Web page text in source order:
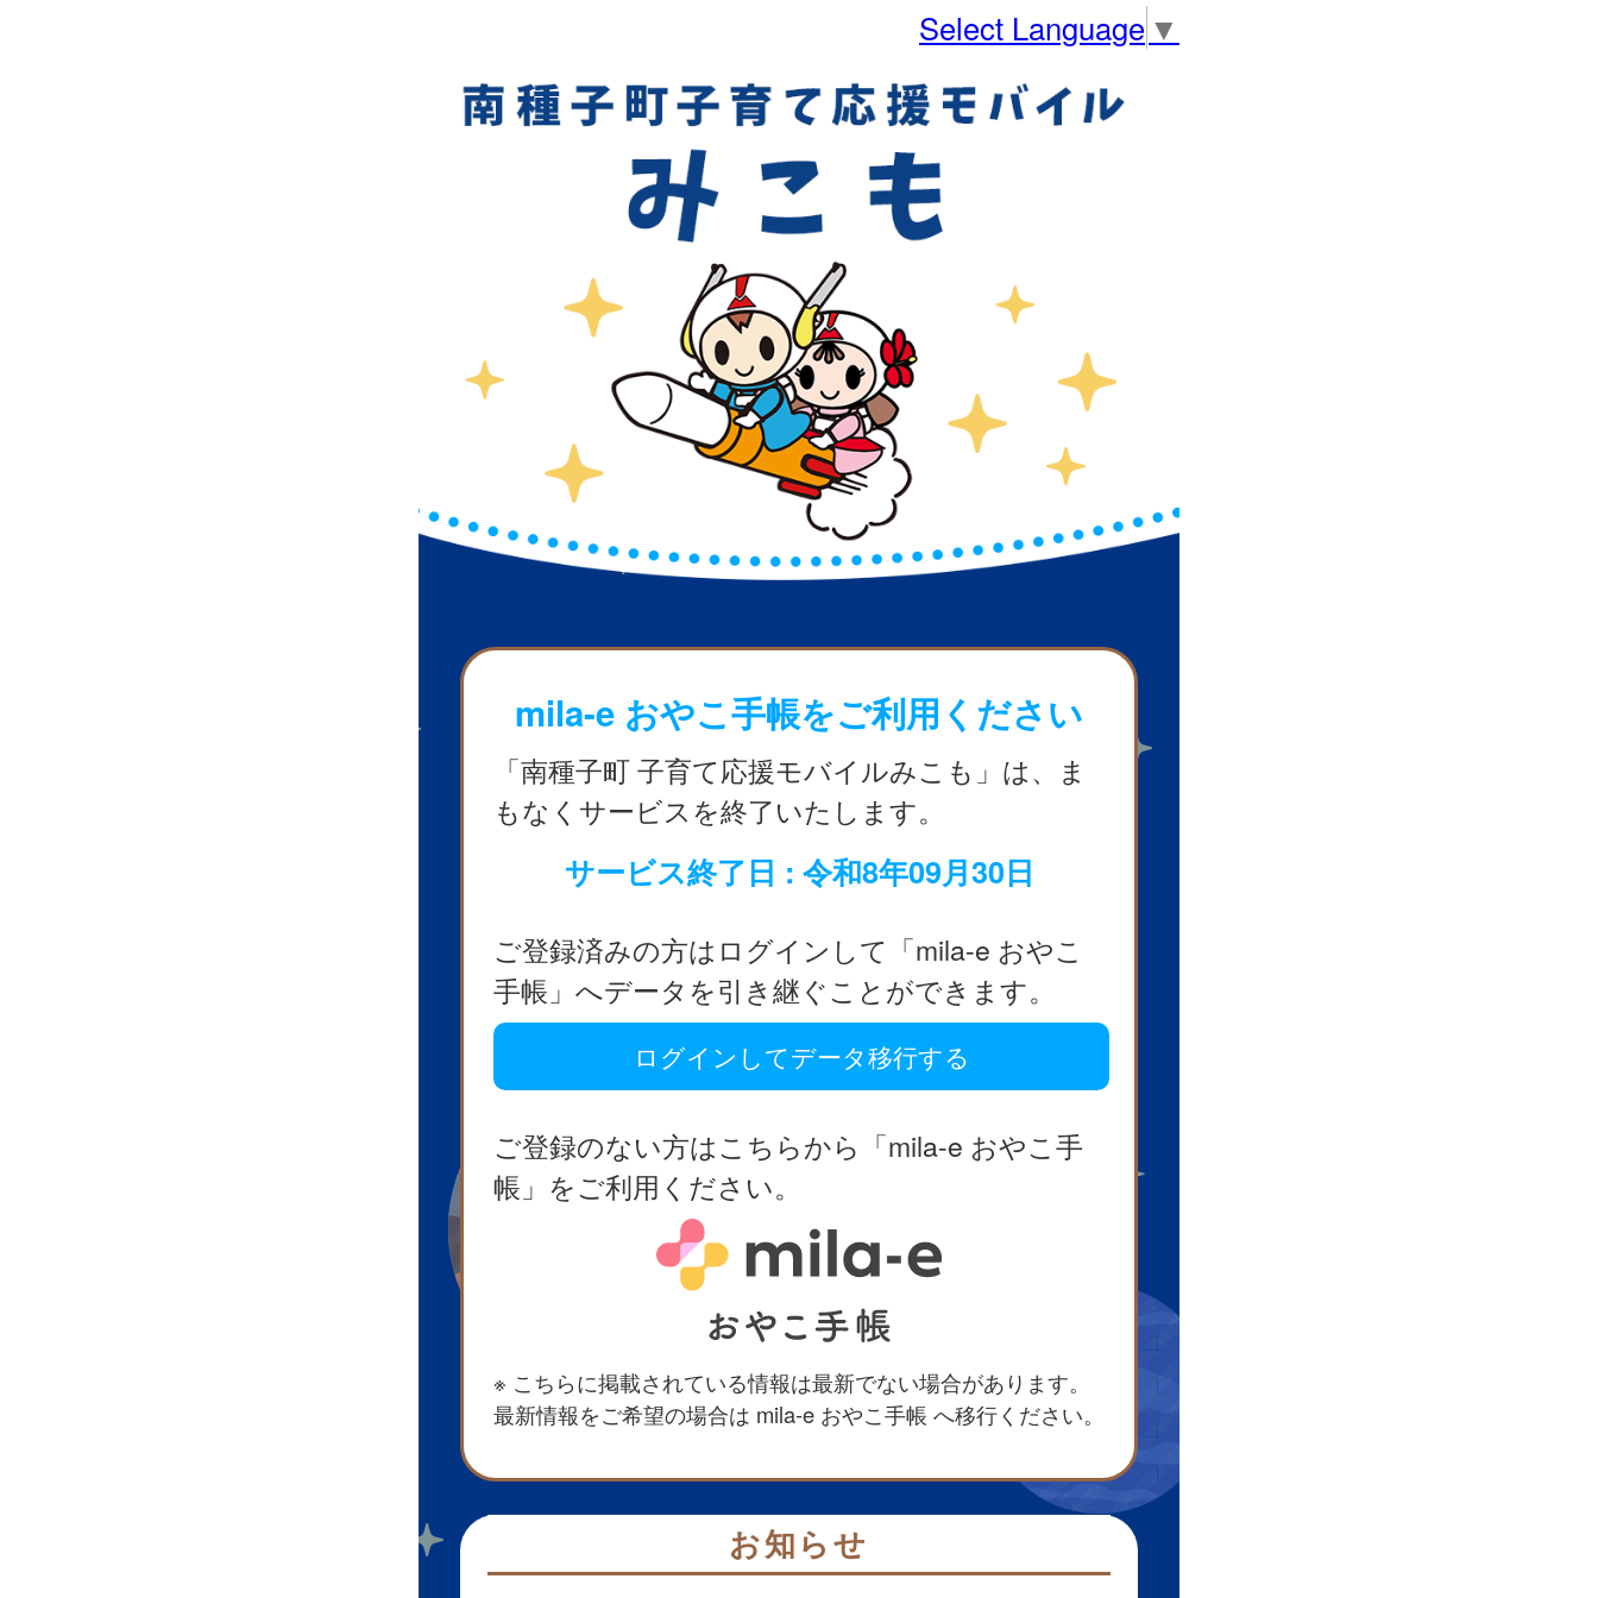
Select Language ▼
mila-e おやこ手帳をご利用ください
「南種子町 子育て応援モバイルみこも」は、ま
もなくサービスを終了いたします。
サービス終了日 : 令和8年09月30日
ご登録済みの方はログインして「mila-e おやこ
手帳」へデータを引き継ぐことができます。
ログインしてデータ移行する
ご登録のない方はこちらから「mila-e おやこ手
帳」をご利用ください。
※ こちらに掲載されている情報は最新でない場合があります。
最新情報をご希望の場合は mila-e おやこ手帳 へ移行ください。
お知らせ